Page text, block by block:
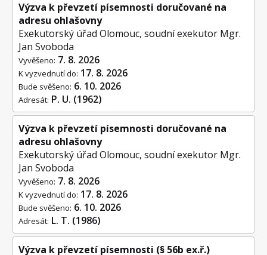
Výzva k převzetí písemnosti doručované na
adresu ohlašovny
Exekutorský úřad Olomouc, soudní exekutor Mgr.
Jan Svoboda
Vyvěšeno: 7. 8. 2026
Adresát: P. U. (1962)
K vyzvednutí do: 17. 8. 2026
Bude svěšeno: 6. 10. 2026
Výzva k převzetí písemnosti doručované na
adresu ohlašovny
Exekutorský úřad Olomouc, soudní exekutor Mgr.
Jan Svoboda
Vyvěšeno: 7. 8. 2026
Adresát: L. T. (1986)
K vyzvednutí do: 17. 8. 2026
Bude svěšeno: 6. 10. 2026
Výzva k převzetí písemnosti (§ 56b ex.ř.)